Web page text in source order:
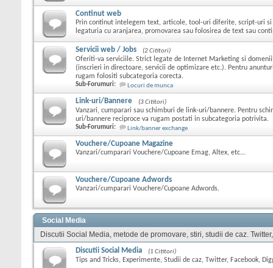
Continut web
Prin continut intelegem text, articole, tool-uri diferite, script-uri si
legaturia cu aranjarea, promovarea sau folosirea de text sau
Servicii web / Jobs (2 Cititori)
Oferiti-va serviciile. Strict legate de Internet Marketing si
(inscrieri in directoare, servicii de optimizare etc.). Pentru
rugam folositi subcategoria corecta.
Sub-Forumuri: Locuri de munca
Link-uri/Bannere (3 Cititori)
Vanzari, cumparari sau schimburi de link-uri/bannere. Pentru
uri/bannere reciproce va rugam postati in subcategoria potrivita.
Sub-Forumuri: Link/banner exchange
Vouchere/Cupoane Magazine
Vanzari/cumparari Vouchere/Cupoane Emag, Altex, etc...
Vouchere/Cupoane Adwords
Vanzari/cumparari Vouchere/Cupoane Adwords.
Social Media
Discutii Social Media, metode de promovare, stiri, studii de caz.
Discutii Social Media (1 Cititori)
Tips and Tricks, Experimente, Studii de caz, Twitter, Facebook,